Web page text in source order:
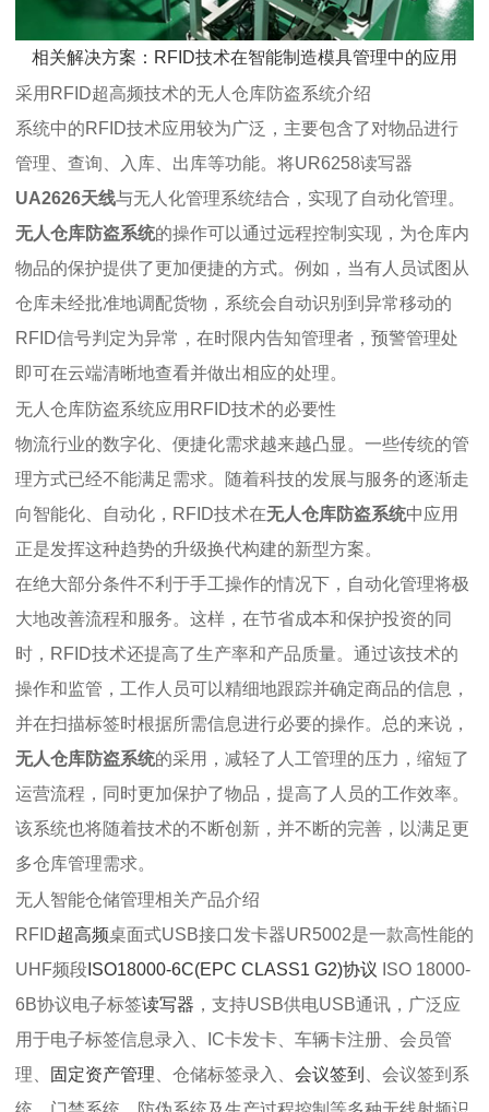
相关解决方案：RFID技术在智能制造模具管理中的应用
采用RFID超高频技术的无人仓库防盗系统介绍
系统中的RFID技术应用较为广泛，主要包含了对物品进行
管理、查询、入库、出库等功能。将UR6258读写器
UA2626天线与无人化管理系统结合，实现了自动化管理。
无人仓库防盗系统的操作可以通过远程控制实现，为仓库内
物品的保护提供了更加便捷的方式。例如，当有人员试图从
仓库未经批准地调配货物，系统会自动识别到异常移动的
RFID信号判定为异常，在时限内告知管理者，预警管理处
即可在云端清晰地查看并做出相应的处理。
无人仓库防盗系统应用RFID技术的必要性
物流行业的数字化、便捷化需求越来越凸显。一些传统的管
理方式已经不能满足需求。随着科技的发展与服务的逐渐走
向智能化、自动化，RFID技术在无人仓库防盗系统中应用
正是发挥这种趋势的升级换代构建的新型方案。
在绝大部分条件不利于手工操作的情况下，自动化管理将极
大地改善流程和服务。这样，在节省成本和保护投资的同
时，RFID技术还提高了生产率和产品质量。通过该技术的
操作和监管，工作人员可以精细地跟踪并确定商品的信息，
并在扫描标签时根据所需信息进行必要的操作。总的来说，
无人仓库防盗系统的采用，减轻了人工管理的压力，缩短了
运营流程，同时更加保护了物品，提高了人员的工作效率。
该系统也将随着技术的不断创新，并不断的完善，以满足更
多仓库管理需求。
无人智能仓储管理相关产品介绍
RFID超高频桌面式USB接口发卡器UR5002是一款高性能的
UHF频段 ISO18000-6C(EPC CLASS1 G2)协议 ISO 18000-
6B协议电子标签读写器 ，支持USB供电USB通讯，广泛应
用于电子标签信息录入、IC卡发卡、车辆卡注册、会员管
理、
固定资产管理 、仓储标签录入、 会议签到
、会议签到系